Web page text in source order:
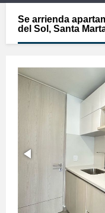
Se arrienda
del Sol, Santa